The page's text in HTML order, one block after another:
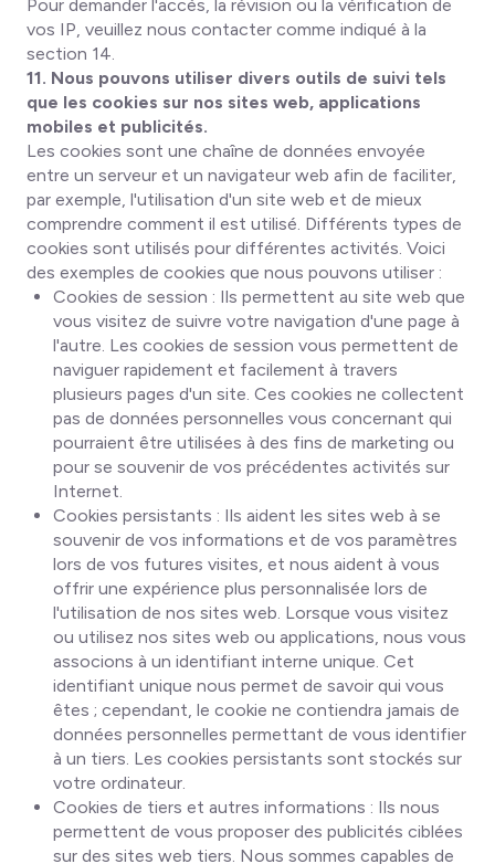
Pour demander l'accès, la révision ou la vérification de
vos IP, veuillez nous contacter comme indiqué à la
section 14.
11. Nous pouvons utiliser divers outils de suivi tels
que les cookies sur nos sites web, applications
mobiles et publicités.
Les cookies sont une chaîne de données envoyée
entre un serveur et un navigateur web afin de faciliter,
par exemple, l'utilisation d'un site web et de mieux
comprendre comment il est utilisé. Différents types de
cookies sont utilisés pour différentes activités. Voici
des exemples de cookies que nous pouvons utiliser :
Cookies de session : Ils permettent au site web que
vous visitez de suivre votre navigation d'une page à
l'autre. Les cookies de session vous permettent de
naviguer rapidement et facilement à travers
plusieurs pages d'un site. Ces cookies ne collectent
pas de données personnelles vous concernant qui
pourraient être utilisées à des fins de marketing ou
pour se souvenir de vos précédentes activités sur
Internet.
Cookies persistants : Ils aident les sites web à se
souvenir de vos informations et de vos paramètres
lors de vos futures visites, et nous aident à vous
offrir une expérience plus personnalisée lors de
l'utilisation de nos sites web. Lorsque vous visitez
ou utilisez nos sites web ou applications, nous vous
associons à un identifiant interne unique. Cet
identifiant unique nous permet de savoir qui vous
êtes ; cependant, le cookie ne contiendra jamais de
données personnelles permettant de vous identifier
à un tiers. Les cookies persistants sont stockés sur
votre ordinateur.
Cookies de tiers et autres informations : Ils nous
permettent de vous proposer des publicités ciblées
sur des sites web tiers. Nous sommes capables de